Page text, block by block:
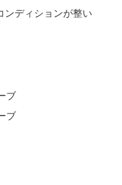
ンディションが整い
ブ
ブ